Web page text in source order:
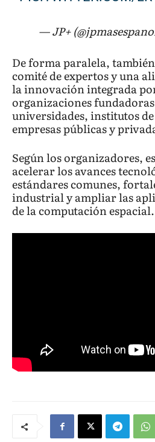
— JP+
De forma paralela,
comité de expertos y una
la innovación integrada
organizaciones
universidades, institutos
empresas públicas y
Según los organizadores,
acelerar los avances
estándares comunes,
industrial y ampliar las
de la computación espacial.